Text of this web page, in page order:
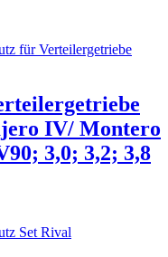
IV/ Montero
3,0; 3,2; 3,8